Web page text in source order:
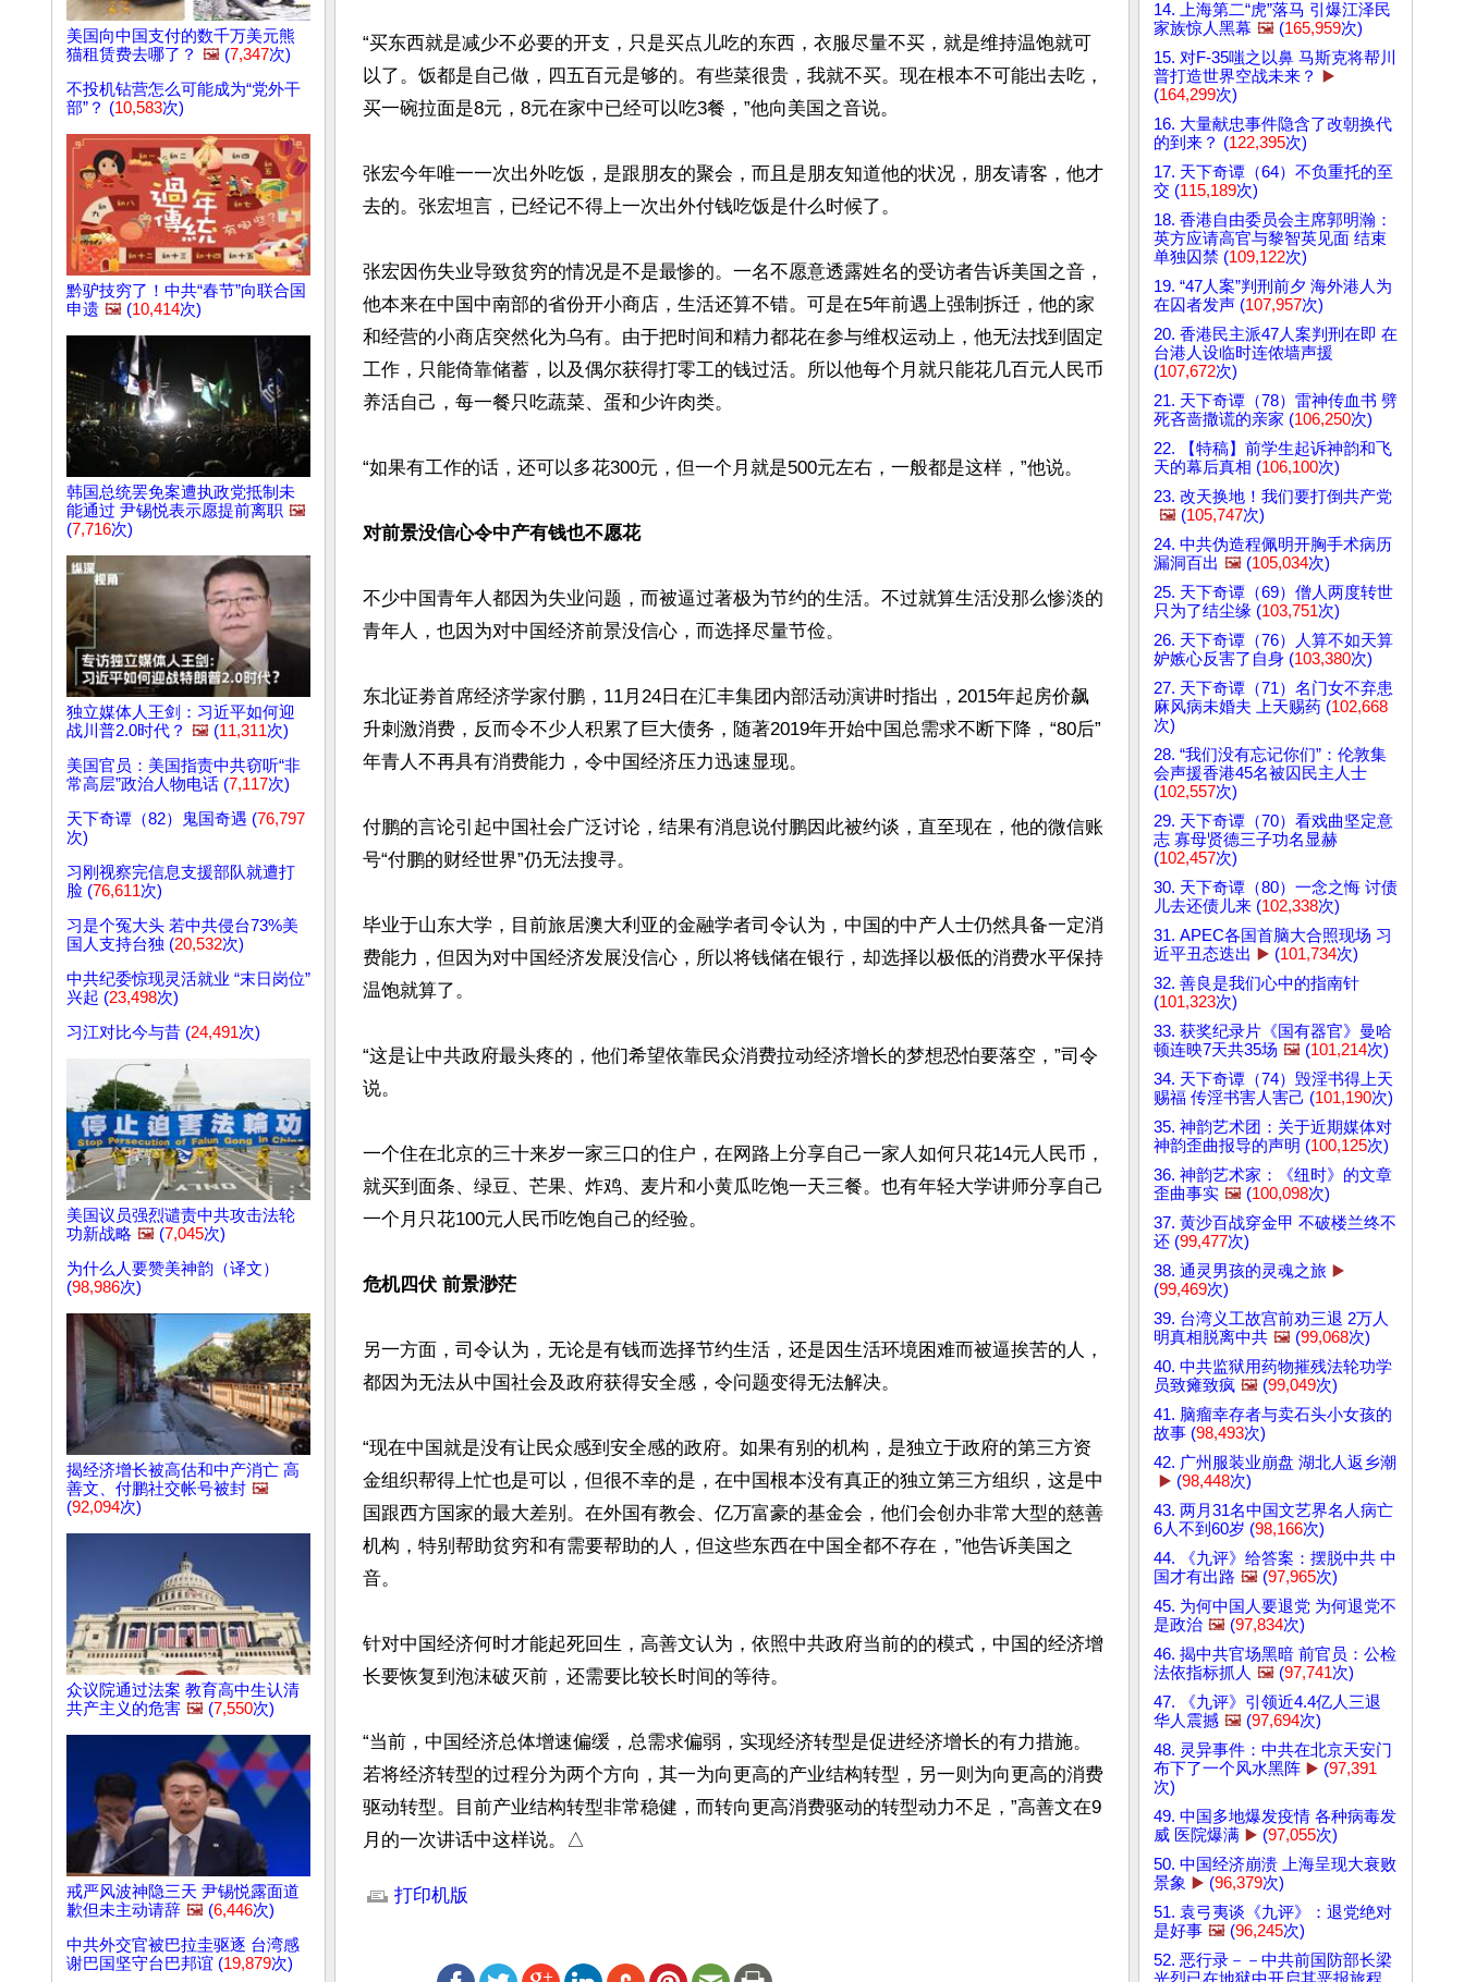
美国向中国支付的数千万美元熊
猫租赁费去哪了？ 🖼️ (7,347次)
不投机钻营怎么可能成为“党外干
部”？ (10,583次)
黔驴技穷了！中共“春节”向联合国
申遗 🖼️ (10,414次)
韩国总统罢免案遭执政党抵制未
能通过 尹锡悦表示愿提前离职 🖼️
(7,716次)
独立媒体人王剑：习近平如何迎
战川普2.0时代？ 🖼️ (11,311次)
美国官员：美国指责中共窃听“非
常高层”政治人物电话 (7,117次)
天下奇谭（82）鬼国奇遇 (76,797
次)
习刚视察完信息支援部队就遭打
脸 (76,611次)
习是个冤大头 若中共侵台73%美
国人支持台独 (20,532次)
中共纪委惊现灵活就业 “末日岗位”
兴起 (23,498次)
习江对比今与昔 (24,491次)
美国议员强烈谴责中共攻击法轮
功新战略 🖼️ (7,045次)
为什么人要赞美神韵（译文）
(98,986次)
揭经济增长被高估和中产消亡 高
善文、付鹏社交帐号被封 🖼️
(92,094次)
众议院通过法案 教育高中生认清
共产主义的危害 🖼️ (7,550次)
戒严风波神隐三天 尹锡悦露面道
歉但未主动请辞 🖼️ (6,446次)
中共外交官被巴拉圭驱逐 台湾感
谢巴国坚守台巴邦谊 (19,879次)
“买东西就是减少不必要的开支，只是买点儿吃的东西，衣服尽量不买，就是维持温饱就可
以了。饭都是自己做，四五百元是够的。有些菜很贵，我就不买。现在根本不可能出去吃，
买一碗拉面是8元，8元在家中已经可以吃3餐，”他向美国之音说。
张宏今年唯一一次出外吃饭，是跟朋友的聚会，而且是朋友知道他的状况，朋友请客，他才
去的。张宏坦言，已经记不得上一次出外付钱吃饭是什么时候了。
张宏因伤失业导致贫穷的情况是不是最惨的。一名不愿意透露姓名的受访者告诉美国之音，
他本来在中国中南部的省份开小商店，生活还算不错。可是在5年前遇上强制拆迁，他的家
和经营的小商店突然化为乌有。由于把时间和精力都花在参与维权运动上，他无法找到固定
工作，只能倚靠储蓄，以及偶尔获得打零工的钱过活。所以他每个月就只能花几百元人民币
养活自己，每一餐只吃蔬菜、蛋和少许肉类。
“如果有工作的话，还可以多花300元，但一个月就是500元左右，一般都是这样，”他说。
对前景没信心令中产有钱也不愿花
不少中国青年人都因为失业问题，而被逼过著极为节约的生活。不过就算生活没那么惨淡的
青年人，也因为对中国经济前景没信心，而选择尽量节俭。
东北证劵首席经济学家付鹏，11月24日在汇丰集团内部活动演讲时指出，2015年起房价飙
升刺激消费，反而令不少人积累了巨大债务，随著2019年开始中国总需求不断下降，“80后”
年青人不再具有消费能力，令中国经济压力迅速显现。
付鹏的言论引起中国社会广泛讨论，结果有消息说付鹏因此被约谈，直至现在，他的微信账
号“付鹏的财经世界”仍无法搜寻。
毕业于山东大学，目前旅居澳大利亚的金融学者司令认为，中国的中产人士仍然具备一定消
费能力，但因为对中国经济发展没信心，所以将钱储在银行，却选择以极低的消费水平保持
温饱就算了。
“这是让中共政府最头疼的，他们希望依靠民众消费拉动经济增长的梦想恐怕要落空，”司令
说。
一个住在北京的三十来岁一家三口的住户，在网路上分享自己一家人如何只花14元人民币，
就买到面条、绿豆、芒果、炸鸡、麦片和小黄瓜吃饱一天三餐。也有年轻大学讲师分享自己
一个月只花100元人民币吃饱自己的经验。
危机四伏 前景渺茫
另一方面，司令认为，无论是有钱而选择节约生活，还是因生活环境困难而被逼挨苦的人，
都因为无法从中国社会及政府获得安全感，令问题变得无法解决。
“现在中国就是没有让民众感到安全感的政府。如果有别的机构，是独立于政府的第三方资
金组织帮得上忙也是可以，但很不幸的是，在中国根本没有真正的独立第三方组织，这是中
国跟西方国家的最大差别。在外国有教会、亿万富豪的基金会，他们会创办非常大型的慈善
机构，特别帮助贫穷和有需要帮助的人，但这些东西在中国全都不存在，”他告诉美国之
音。
针对中国经济何时才能起死回生，高善文认为，依照中共政府当前的的模式，中国的经济增
长要恢复到泡沫破灭前，还需要比较长时间的等待。
“当前，中国经济总体增速偏缓，总需求偏弱，实现经济转型是促进经济增长的有力措施。
若将经济转型的过程分为两个方向，其一为向更高的产业结构转型，另一则为向更高的消费
驱动转型。目前产业结构转型非常稳健，而转向更高消费驱动的转型动力不足，”高善文在9
月的一次讲话中这样说。△
打印机版
14. 上海第二“虎”落马 引爆江泽民
家族惊人黑幕 🖼️ (165,959次)
15. 对F-35嗤之以鼻 马斯克将帮川
普打造世界空战未来？
▶️
(164,299次)
16. 大量献忠事件隐含了改朝换代
的到来？ (122,395次)
17. 天下奇谭（64）不负重托的至
交 (115,189次)
18. 香港自由委员会主席郭明瀚：
英方应请高官与黎智英见面 结束
单独囚禁 (109,122次)
19. “47人案”判刑前夕 海外港人为
在囚者发声 (107,957次)
20. 香港民主派47人案判刑在即 在
台港人设临时连侬墙声援
(107,672次)
21. 天下奇谭（78）雷神传血书 劈
死吝啬撒谎的亲家 (106,250次)
22. 【特稿】前学生起诉神韵和飞
天的幕后真相 (106,100次)
23. 改天换地！我们要打倒共产党
🖼️ (105,747次)
24. 中共伪造程佩明开胸手术病历
漏洞百出 🖼️ (105,034次)
25. 天下奇谭（69）僧人两度转世
只为了结尘缘 (103,751次)
26. 天下奇谭（76）人算不如天算
妒嫉心反害了自身 (103,380次)
27. 天下奇谭（71）名门女不弃患
麻风病未婚夫 上天赐药 (102,668
次)
28. “我们没有忘记你们”：伦敦集
会声援香港45名被囚民主人士
(102,557次)
29. 天下奇谭（70）看戏曲坚定意
志 寡母贤德三子功名显赫
(102,457次)
30. 天下奇谭（80）一念之悔 讨债
儿去还债儿来 (102,338次)
31. APEC各国首脑大合照现场 习
近平丑态迭出 ▶️ (101,734次)
32. 善良是我们心中的指南针
(101,323次)
33. 获奖纪录片《国有器官》曼哈
顿连映7天共35场 🖼️ (101,214次)
34. 天下奇谭（74）毁淫书得上天
赐福 传淫书害人害己 (101,190次)
35. 神韵艺术团：关于近期媒体对
神韵歪曲报导的声明 (100,125次)
36. 神韵艺术家：《纽时》的文章
歪曲事实 🖼️ (100,098次)
37. 黄沙百战穿金甲 不破楼兰终不
还 (99,477次)
38. 通灵男孩的灵魂之旅 ▶️
(99,469次)
39. 台湾义工故宫前劝三退 2万人
明真相脱离中共 🖼️ (99,068次)
40. 中共监狱用药物摧残法轮功学
员致瘫致疯 🖼️ (99,049次)
41. 脑瘤幸存者与卖石头小女孩的
故事 (98,493次)
42. 广州服装业崩盘 湖北人返乡潮
▶️ (98,448次)
43. 两月31名中国文艺界名人病亡
6人不到60岁 (98,166次)
44. 《九评》给答案：摆脱中共 中
国才有出路 🖼️ (97,965次)
45. 为何中国人要退党 为何退党不
是政治 🖼️ (97,834次)
46. 揭中共官场黑暗 前官员：公检
法依指标抓人 🖼️ (97,741次)
47. 《九评》引领近4.4亿人三退
华人震撼 🖼️ (97,694次)
48. 灵异事件：中共在北京天安门
布下了一个风水黑阵 ▶️ (97,391
次)
49. 中国多地爆发疫情 各种病毒发
威 医院爆满 ▶️ (97,055次)
50. 中国经济崩溃 上海呈现大衰败
景象 ▶️ (96,379次)
51. 袁弓夷谈《九评》：退党绝对
是好事 🖼️ (96,245次)
52. 恶行录－－中共前国防部长梁